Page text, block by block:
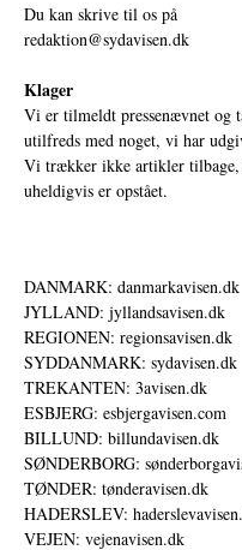
Du kan skrive til os på
redaktion@sydavisen.dk
Klager
Vi er tilmeldt pressenævnet og
utilfreds med noget, vi har
Vi trækker ikke artikler
uheldigvis er opstået.
DANMARK: danmarkavisen.dk
JYLLAND: jyllandsavisen.dk
REGIONEN: regionsavisen.dk
SYDDANMARK: sydavisen.dk
TREKANTEN: 3avisen.dk
ESBJERG: esbjergavisen.com
BILLUND: billundavisen.dk
SØNDERBORG:
TØNDER: tønderavisen.dk
HADERSLEV:
VEJEN: vejenavisen.dk